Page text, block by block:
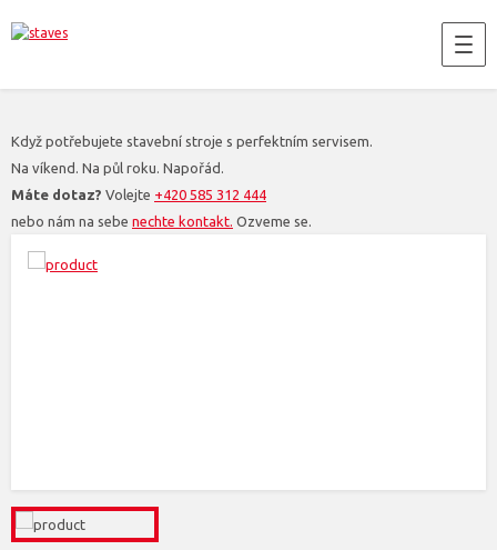
Když potřebujete stavební stroje s perfektním servisem.
Na víkend. Na půl roku. Napořád.
Máte dotaz? Volejte +420 585 312 444
nebo nám na sebe nechte kontakt. Ozveme se.